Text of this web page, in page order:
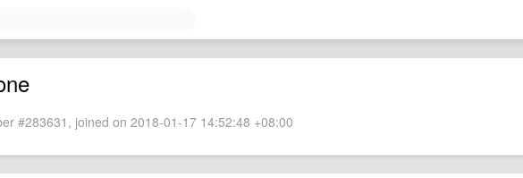
#283631, joined on 2018-01-17 14:52:48 +08:00